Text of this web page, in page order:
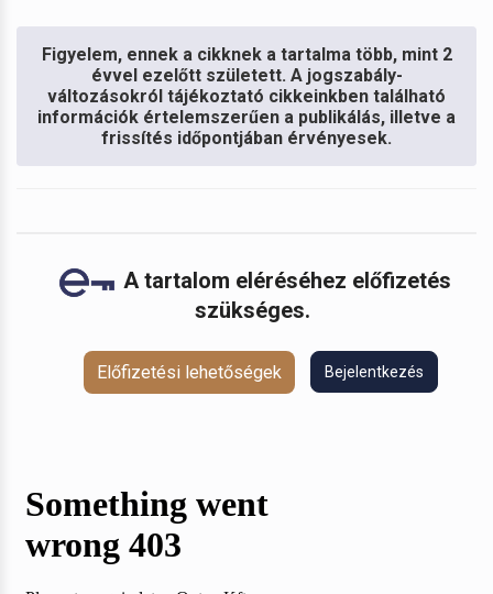
Figyelem, ennek a cikknek a tartalma több, mint 2
évvel ezelőtt született. A jogszabály-
változásokról tájékoztató cikkeinkben található
információk értelemszerűen a publikálás, illetve a
frissítés időpontjában érvényesek.
A tartalom eléréséhez előfizetés
szükséges.
Előfizetési lehetőségek Bejelentkezés